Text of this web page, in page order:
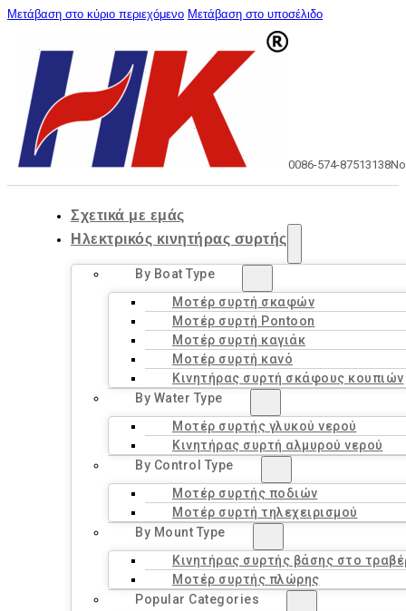
Μετάβαση στο κύριο περιεχόμενο Μετάβαση στο υποσέλιδο
0086-574-87513138
Σχετικά με εμάς
Ηλεκτρικός κινητήρας συρτής
By Boat Type
Μοτέρ συρτή σκαφών
Μοτέρ συρτή Pontoon
Μοτέρ συρτή καγιάκ
Μοτέρ συρτή κανό
Κινητήρας συρτή σκάφους κουπιών
By Water Type
Μοτέρ συρτής γλυκού νερού
Κινητήρας συρτή αλμυρού νερού
By Control Type
Μοτέρ συρτής ποδιών
Μοτέρ συρτή τηλεχειρισμού
By Mount Type
Κινητήρας συρτής βάσης στο
Μοτέρ συρτής πλώρης
Popular Categories